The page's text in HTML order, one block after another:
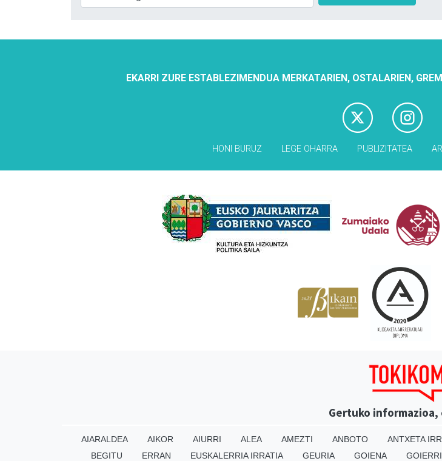
EKARRI ZURE ESTABLEZIMENDUA MERKATARIEN, OSTALARIEN,
HONI BURUZ LEGE OHARRA PUBLIZITATEA
Gertuko informazioa,
AIARALDEA AIKOR AIURRI ALEA AMEZTI ANBOTO ANTXETA
BEGITU
ERRAN EUSKALERRIA IRRATIA GEURIA GOIENA